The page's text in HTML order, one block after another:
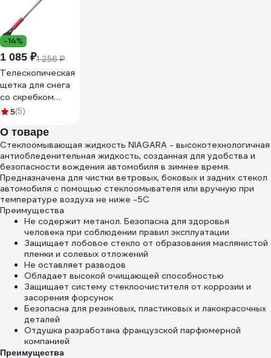
-14%
1 085 ₽1 256 ₽
Телескопическая
щетка для снега
со скребком
Zipower PM2161
5(5)
О товаре
Стеклоомывающая жидкость NIAGARA - высокотехнологичная
антиобледенительная жидкость, созданная для удобства и
безопасности вождения автомобиля в зимнее время.
Предназначена для чистки ветровых, боковых и задних стекол
автомобиля с помощью стеклоомывателя или вручную при
температуре воздуха не ниже -5С
Преимущества
Не содержит метанол. Безопасна для здоровья
человека при соблюдении правил эксплуатации
Защищает лобовое стекло от образования маслянистой
пленки и солевых отложений
Не оставляет разводов
Обладает высокой очищающей способностью
Защищает систему стеклоочистителя от коррозии и
засорения форсунок
Безопасна для резиновых, пластиковых и лакокрасочных
деталей
Отдушка разработана французской парфюмерной
компанией
Преимущества